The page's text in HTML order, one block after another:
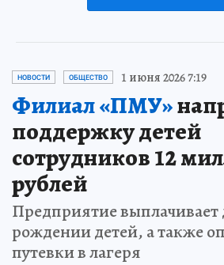
НОВОСТИ ОБЩЕСТВО 1 июня 2026 7:19
Филиал «ПМУ»
поддержку детей
сотрудников 12
рублей
Предприятие выплачивает
рождении детей, а также
путевки в лагеря